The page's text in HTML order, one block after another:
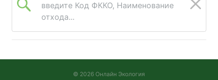
введите Код ФККО, Наименование
отхода...
© 2026 Онлайн Экология